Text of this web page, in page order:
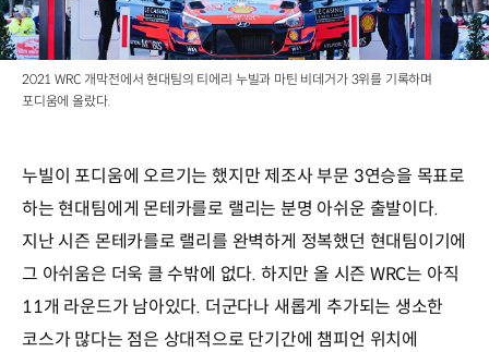
2021 WRC 개막전에서 현대팀의 티에리 누빌과 마틴 비데거가 3위를 기록하며
포디움에 올랐다.
누빌이 포디움에 오르기는 했지만 제조사 부문 3연승을 목표로
하는 현대팀에게 몬테카를로 랠리는 분명 아쉬운 출발이다.
지난 시즌 몬테카를로 랠리를 완벽하게 정복했던 현대팀이기에
그 아쉬움은 더욱 클 수밖에 없다. 하지만 올 시즌 WRC는 아직
11개 라운드가 남아있다. 더군다나 새롭게 추가되는 생소한
코스가 많다는 점은 상대적으로 단기간에 챔피언 위치에